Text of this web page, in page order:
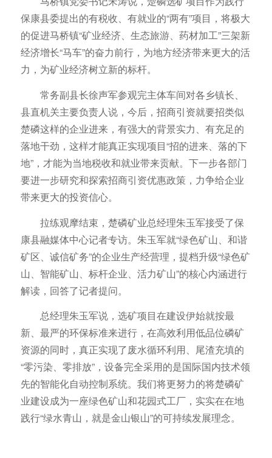
保康县委提出的有税收、有就业的“两有”项目，将极大
的促进马桥镇“矿业经济、生态旅游、药材加工”三架新
经济增长“马车”的奋力前行，为地方经济带来更大的活
力，为矿业经济树立新的标杆。
常务副县长徐声军参观完主体车间对各乡镇长、
县直机关主要负责人说，今后，招商引资就要招类似
楚磷这样的企业进来，有强大的背景实力、有充足的
落地干劲，这样才能真正实现项目“招的进来、落的下
地”，才能为当地税收和就业带来贡献。下一步各部门
要进一步研究和探索招商引资优惠政策，力争给企业
带来更大的投资信心。
拉练观摩结束，楚磷矿业总经理朱玉军接受了保
康县融媒体中心记者专访。朱玉军就“绿色矿山、和谐
矿区、诚信矿务”的企业生产经营理，提档升级“绿色矿
山、智能矿山、标杆企业、活力矿山”的核心内涵进行
解读，回答了记者提问。
总经理朱玉军说，选矿项目在建设伊始就按最
新、最严的环保标准来进行，在高效利用低品位磷矿
资源的同时，真正实现了废水循环利用、尾渣充填的
“零污染、零排放”，设备完全采用的是国际国内技术领
先的智能化自动控制系统。我们将更努力的将楚磷矿
业建设成为一座绿色矿山和花园式工厂，实实在在地
践行“绿水青山，就是金山银山”的可持续发展理念。